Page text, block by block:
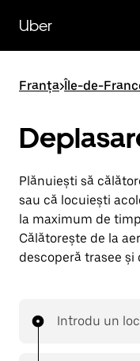
direct
conținutul
principal
Uber
Franța>Île-de-
Plănuiești să
sau că locuiești
la maximum de
Călătorește de la
descoperă trasee
Introdu un loc